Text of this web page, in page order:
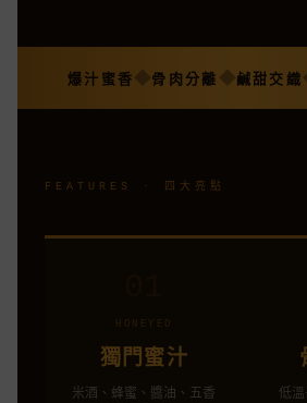
爆汁蜜香 ◆骨肉分離 ◆鹹甜交織
FEATURES · 四大亮點
HONEYED
獨門蜜汁
米酒、蜂蜜、醬油、五香
低